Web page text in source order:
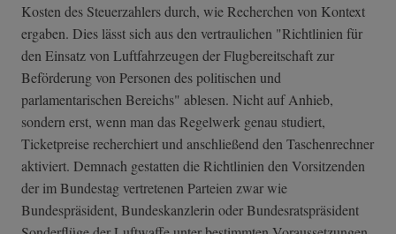
Kosten des Steuerzahlers durch, wie Recherchen von Kontext
ergaben. Dies lässt sich aus den vertraulichen "Richtlinien für
den Einsatz von Luftfahrzeugen der Flugbereitschaft zur
Beförderung von Personen des politischen und
parlamentarischen Bereichs" ablesen. Nicht auf Anhieb,
sondern erst, wenn man das Regelwerk genau studiert,
Ticketpreise recherchiert und anschließend den Taschenrechner
aktiviert. Demnach gestatten die Richtlinien den Vorsitzenden
der im Bundestag vertretenen Parteien zwar wie
Bundespräsident, Bundeskanzlerin oder Bundesratspräsident